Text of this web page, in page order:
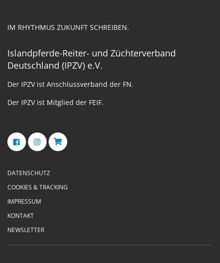
IM RHYTHMUS ZUKUNFT SCHREIBEN.
Islandpferde-Reiter- und Züchterverband
Deutschland (IPZV) e.V.
Der IPZV ist Anschlussverband der FN.
Der IPZV ist Mitglied der FEIF.
DATENSCHUTZ
COOKIES & TRACKING
IMPRESSUM
KONTAKT
NEWSLETTER